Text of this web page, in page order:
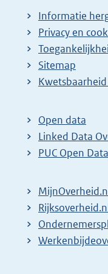
Informatie
Privacy en
Sitemap
E
t
e
r
l
i
n
k
Open data
Linked Data
PUC Open Data
E
x
t
E
x
E